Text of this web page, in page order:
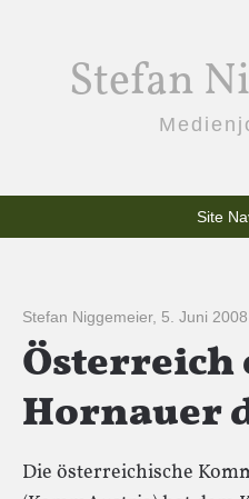
Stefan
Site
Stefan Niggemeier, 5. Juni 2008
Hornauer
Die österreichische